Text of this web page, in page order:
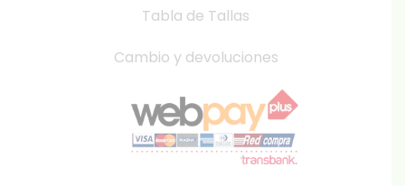
Tabla de Tallas
Cambio y devoluciones